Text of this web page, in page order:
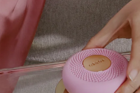
暢銷產品
預計送達日期 8/10/26
預計送達日期8/10/26
預計送達日期8/14/26